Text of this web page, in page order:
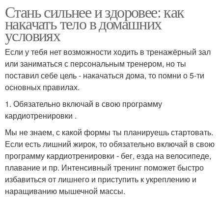
Стань сильнее и здоровее: как
накачать тело в домашних
условиях
Если у тебя нет возможности ходить в тренажёрный зал
или заниматься с персональным тренером, но ты
поставил себе цель - накачаться дома, то помни о 5-ти
основных правилах.
1. Обязательно включай в свою программу
кардиотренировки .
Мы не знаем, с какой формы ты планируешь стартовать.
Если есть лишний жирок, то обязательно включай в свою
программу кардиотренировки - бег, езда на велосипеде,
плавание и пр. Интенсивный тренинг поможет быстро
избавиться от лишнего и приступить к укреплению и
наращиванию мышечной массы.